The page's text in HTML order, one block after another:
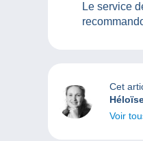
Le service
Cet
Voir